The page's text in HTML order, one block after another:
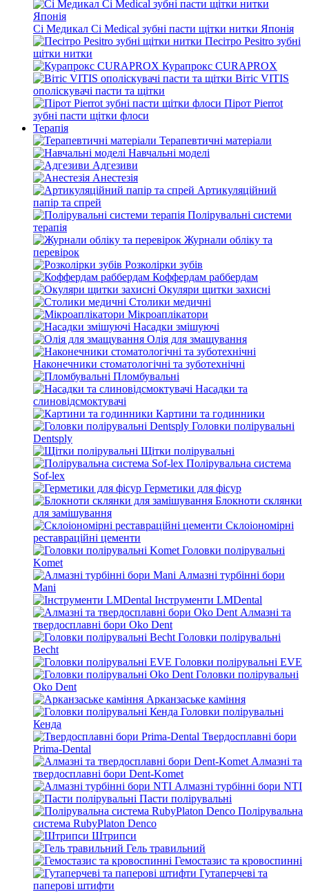
Сі Медикал Ci Medical зубні пасти щітки нитки Японія
Песітро Pesitro зубні
щітки нитки
Курапрокс CURAPROX
Вітіс VITIS
ополіскувачі пасти та щітки
Пірот Pierrot
зубні пасти щітки флоси
Терапія
Терапевтичні матеріали
Навчальні моделі
Адгезиви
Анестезія
Артикуляційний
папір та спрей
Полірувальні системи
терапія
Журнали обліку та
перевірок
Розколірки зубів
Коффердам раббердам
Окуляри щитки захисні
Столики медичні
Мікроаплікатори
Насадки змішуючі
Олія для змащування
Наконечники стоматологічні та зуботехнічні
Пломбувальні
Насадки та
слиновідсмоктувачі
Картини та годинники
Головки полірувальні
Dentsply
Щітки полірувальні
Полірувальна система
Sof-lex
Герметики для фісур
Блокноти склянки
для замішування
Склоіономірні
реставраційні цементи
Головки полірувальні
Komet
Алмазні турбінні бори
Mani
Інструменти LMDental
Алмазні та
твердосплавні бори Oko Dent
Головки полірувальні
Becht
Головки полірувальні EVE
Головки полірувальні
Oko Dent
Арканзаське каміння
Головки полірувальні
Кенда
Твердосплавні бори
Prima-Dental
Алмазні та
твердосплавні бори Dent-Komet
Алмазні турбінні бори NTI
Пасти полірувальні
Полірувальна
система RubyPlaton Denco
Штрипси
Гель травильний
Гемостазис та кровоспинні
Гутаперчеві та
паперові штифти